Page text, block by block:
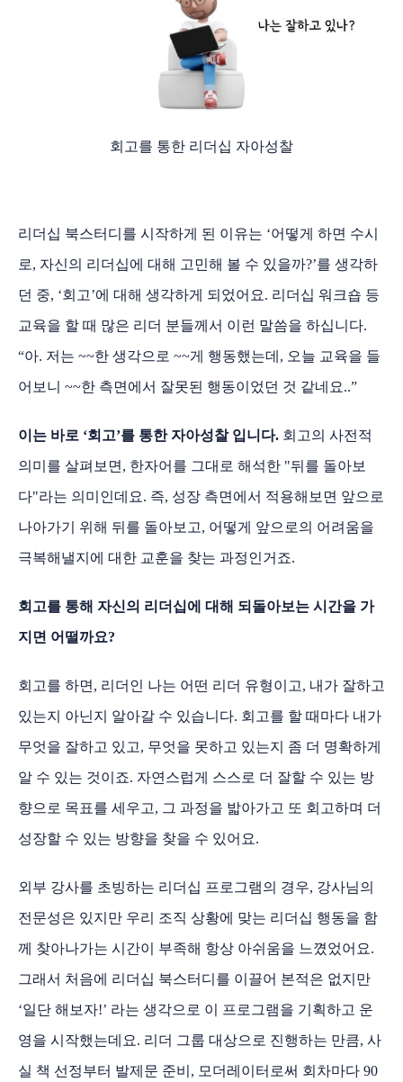
회고를 통한 리더십 자아성찰
리더십 북스터디를 시작하게 된 이유는 ‘어떻게 하면 수시
로, 자신의 리더십에 대해 고민해 볼 수 있을까?’를 생각하
던 중, ‘회고’에 대해 생각하게 되었어요. 리더십 워크숍 등
교육을 할 때 많은 리더 분들께서 이런 말씀을 하십니다.
“아. 저는 ~~한 생각으로 ~~게 행동했는데, 오늘 교육을 들
어보니 ~~한 측면에서 잘못된 행동이었던 것 같네요..”
이는 바로 ‘회고’를 통한 자아성찰 입니다. 회고의 사전적
의미를 살펴보면, 한자어를 그대로 해석한 "뒤를 돌아보
다"라는 의미인데요. 즉, 성장 측면에서 적용해보면 앞으로
나아가기 위해 뒤를 돌아보고, 어떻게 앞으로의 어려움을
극복해낼지에 대한 교훈을 찾는 과정인거죠.
회고를 통해 자신의 리더십에 대해 되돌아보는 시간을 가
지면 어떨까요?
회고를 하면, 리더인 나는 어떤 리더 유형이고, 내가 잘하고
있는지 아닌지 알아갈 수 있습니다. 회고를 할 때마다 내가
무엇을 잘하고 있고, 무엇을 못하고 있는지 좀 더 명확하게
알 수 있는 것이죠. 자연스럽게 스스로 더 잘할 수 있는 방
향으로 목표를 세우고, 그 과정을 밟아가고 또 회고하며 더
성장할 수 있는 방향을 찾을 수 있어요.
외부 강사를 초빙하는 리더십 프로그램의 경우, 강사님의
전문성은 있지만 우리 조직 상황에 맞는 리더십 행동을 함
께 찾아나가는 시간이 부족해 항상 아쉬움을 느꼈었어요.
그래서 처음에 리더십 북스터디를 이끌어 본적은 없지만
‘일단 해보자!’ 라는 생각으로 이 프로그램을 기획하고 운
영을 시작했는데요. 리더 그룹 대상으로 진행하는 만큼, 사
실 책 선정부터 발제문 준비, 모더레이터로써 회차마다 90